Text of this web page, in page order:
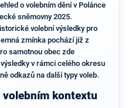
o volebním dění v Polánce
sněmovny 2025.
volební výsledky pro
zmínka pochází již z
samotnou obec zde
v rámci celého okresu
odkazů na další typy voleb.
volebním kontextu